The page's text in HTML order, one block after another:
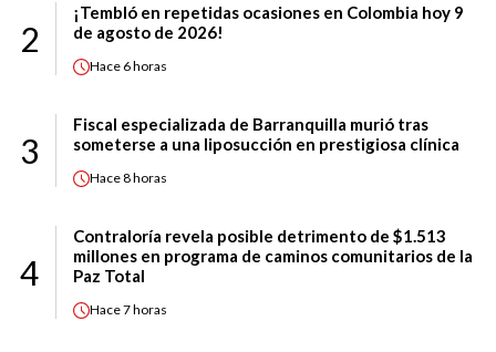
2
¡Tembló en repetidas ocasiones en Colombia hoy 9
de agosto de 2026!
Hace 6 horas
3
Fiscal especializada de Barranquilla murió tras
someterse a una liposucción en prestigiosa clínica
Hace8 horas
4
Contraloría revela posible detrimento de $1.513
millones en programa de caminos comunitarios de la
Paz Total
Hace7 horas